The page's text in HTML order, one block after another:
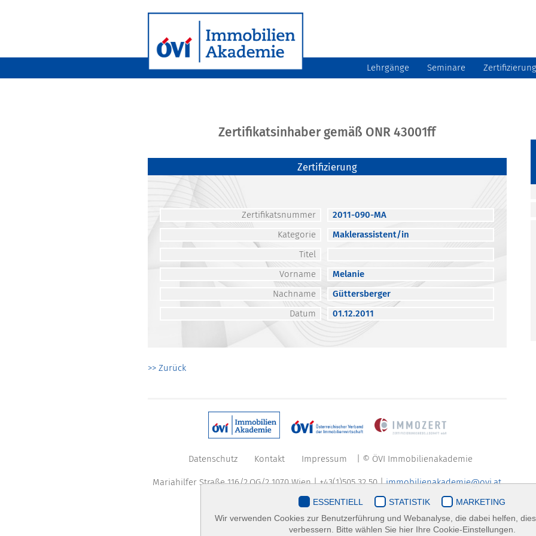
Lehrgänge Seminare Zertifizierung
Zertifikatsinhaber gemäß ONR 43001ff
Zertifizierung
Zertifikatsnummer
2011-090-MA
Kategorie
Maklerassistent/in
Titel
Vorname
Melanie
Nachname
Güttersberger
Datum
01.12.2011
>> Zurück
Datenschutz Kontakt Impressum | © ÖVI Immobilienakademie
Mariahilfer Straße 116/2.OG/2 1070 Wien | +43(1)505 32 50 |immobilienakademie@ovi.at
ESSENTIELL STATISTIK
MARKETING
Wir verwenden Cookies zur Benutzerführung und Webanalyse, die dabei helfen,
verbessern. Bitte wählen Sie hier Ihre Cookie-Einstellungen.